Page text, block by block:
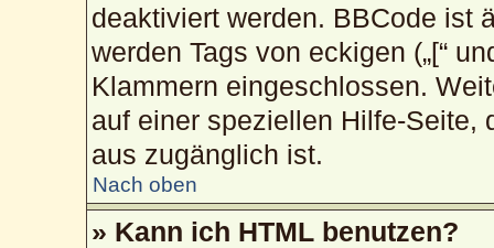
deaktiviert werden. BBCode ist
werden Tags von eckigen („[“
Klammern eingeschlossen.
auf einer speziellen Hilfe-Seite,
aus zugänglich ist.
Nach oben
» Kann ich HTML benutzen?